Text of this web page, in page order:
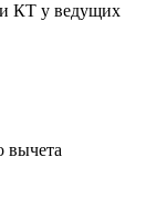
КТ у ведущих
вычета